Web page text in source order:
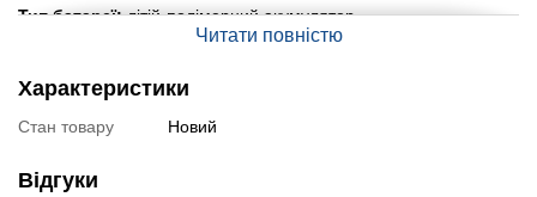
Тип батареї:літій-полімерний акумулятор
microUSB: 5V/2A; солнечная панель: 5.5V/0.25A
Інтерфейс:LED індикатор рівня заряда
Додатково:
2 потужних ліхтарика
Вага:327 г
Читати повністю
Характеристики
Стан товару Новий
Відгуки